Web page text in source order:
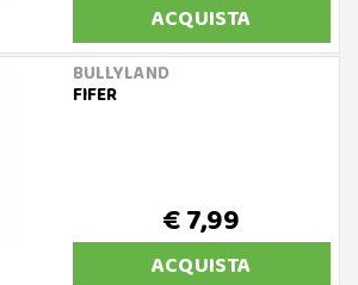
ACQUISTA
BULLYLAND
FIFER
€ 7,99
ACQUISTA